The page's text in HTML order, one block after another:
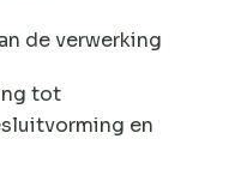
de verwerking
tot
en